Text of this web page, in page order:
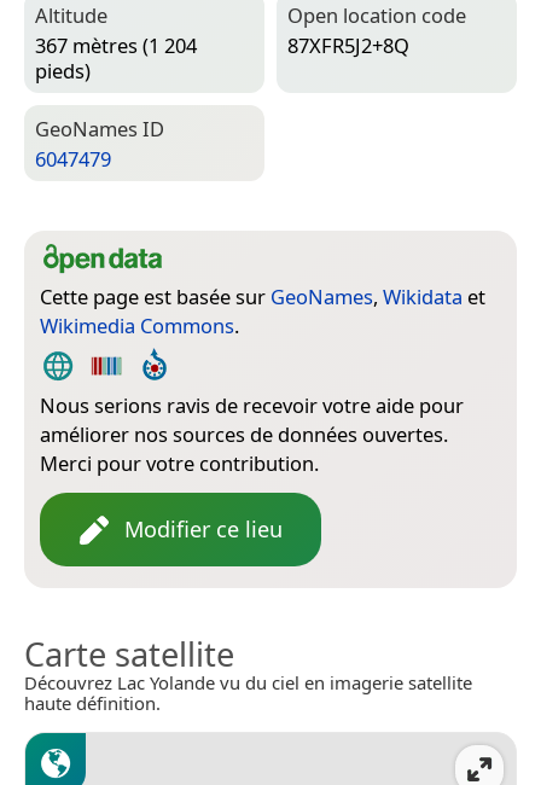
Altitude
367 mètres (1 204
pieds)
Open location code
87XFR5J2+8Q
Geo­Names ID
6047479
Cette page est basée sur GeoNames, Wikidata et
Wikimedia Commons.
Nous serions ravis de recevoir votre aide pour
améliorer nos sources de données ouvertes.
Merci pour votre contribution.
Modifier ce lieu
Carte satellite
Découvrez Lac Yolande vu du ciel en imagerie satellite
haute définition.